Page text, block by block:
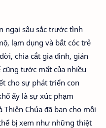
ngại sâu sắc trước tình
lạm dụng và bắt cóc trẻ
chia cắt gia đình, gián
tước mất của nhiều
cho sự phát triển con
ấy là sự xúc phạm
Chúa đã ban cho mỗi
bị xem như những thiệt